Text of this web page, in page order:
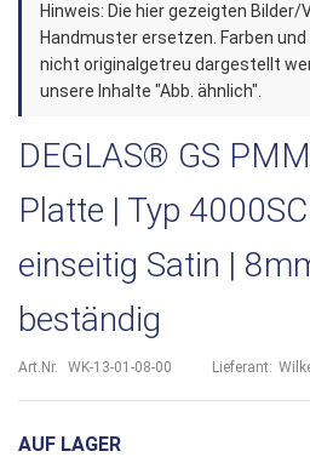
Anfang
der
Bildergalerie
Hinweis: Die hier gezeigten Bilder/
Handmuster ersetzen. Farben
nicht originalgetreu dargestellt
unsere Inhalte "Abb. ähnlich".
DEGLAS® GS
Platte | Typ
einseitig Satin |
beständig
Art.Nr. WK-13-01-08-00 Lieferant:
AUF LAGER